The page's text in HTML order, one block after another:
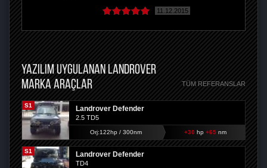
11.12.2015
YAZILIM UYGULANAN LANDROVER
MARKA ARAÇLAR
TÜM REFERANSLAR
S1 Landrover Defender
2.5 TD5
Orj:122hp / 300nm +30 hp +65nm
S1 Landrover Defender
TD4